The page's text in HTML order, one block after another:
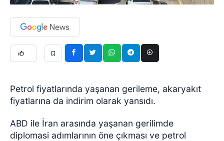
Petrol fiyatlarında yaşanan gerileme, akaryakıt
fiyatlarına da indirim olarak yansıdı.
ABD ile İran arasında yaşanan gerilimde
diplomasi adımlarının öne çıkması ve petrol